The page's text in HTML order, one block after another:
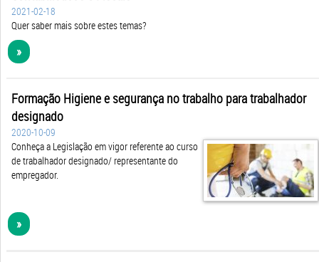
2021-02-18
Quer saber mais sobre estes temas?
»
Formação Higiene e segurança no trabalho para trabalhador
designado
2020-10-09
Conheça a Legislação em vigor referente ao curso
de trabalhador designado/ representante do
empregador.
»